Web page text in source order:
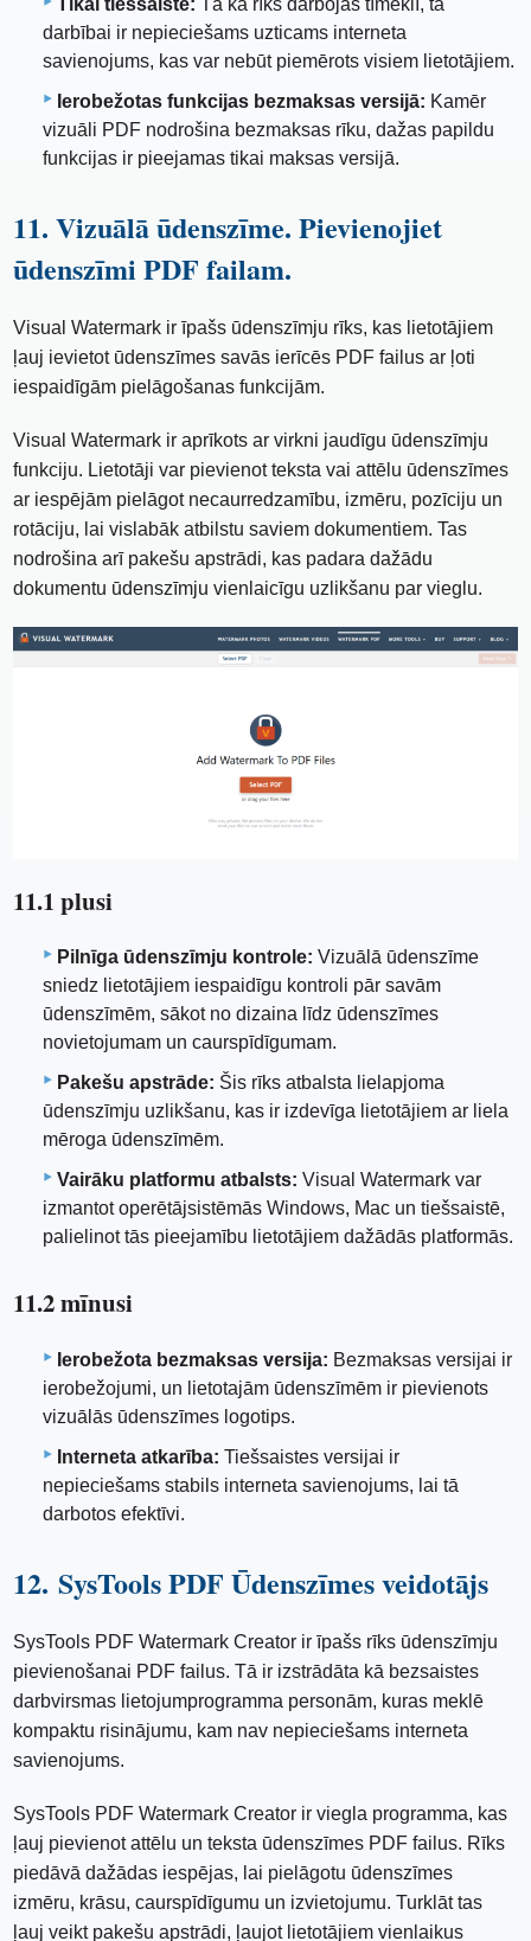
Tikai tiešsaistē: Tā kā rīks darbojas tīmeklī, tā
darbībai ir nepieciešams uzticams interneta
savienojums, kas var nebūt piemērots visiem lietotājiem.
Ierobežotas funkcijas bezmaksas versijā: Kamēr
vizuāli PDF nodrošina bezmaksas rīku, dažas papildu
funkcijas ir pieejamas tikai maksas versijā.
11. Vizuālā ūdenszīme. Pievienojiet
ūdenszīmi PDF failam.
Visual Watermark ir īpašs ūdenszīmju rīks, kas lietotājiem
ļauj ievietot ūdenszīmes savās ierīcēs PDF failus ar ļoti
iespaidīgām pielāgošanas funkcijām.
Visual Watermark ir aprīkots ar virkni jaudīgu ūdenszīmju
funkciju. Lietotāji var pievienot teksta vai attēlu ūdenszīmes
ar iespējām pielāgot necaurredzamību, izmēru, pozīciju un
rotāciju, lai vislabāk atbilstu saviem dokumentiem. Tas
nodrošina arī pakešu apstrādi, kas padara dažādu
dokumentu ūdenszīmju vienlaicīgu uzlikšanu par vieglu.
11.1 plusi
Pilnīga ūdenszīmju kontrole: Vizuālā ūdenszīme
sniedz lietotājiem iespaidīgu kontroli pār savām
ūdenszīmēm, sākot no dizaina līdz ūdenszīmes
novietojumam un caurspīdīgumam.
Pakešu apstrāde: Šis rīks atbalsta lielapjoma
ūdenszīmju uzlikšanu, kas ir izdevīga lietotājiem ar liela
mēroga ūdenszīmēm.
Vairāku platformu atbalsts: Visual Watermark var
izmantot operētājsistēmās Windows, Mac un tiešsaistē,
palielinot tās pieejamību lietotājiem dažādās platformās.
11.2 mīnusi
Ierobežota bezmaksas versija: Bezmaksas versijai ir
ierobežojumi, un lietotajām ūdenszīmēm ir pievienots
vizuālās ūdenszīmes logotips.
Interneta atkarība: Tiešsaistes versijai ir
nepieciešams stabils interneta savienojums, lai tā
darbotos efektīvi.
12. SysTools PDF Ūdenszīmes veidotājs
SysTools PDF Watermark Creator ir īpašs rīks ūdenszīmju
pievienošanai PDF failus. Tā ir izstrādāta kā bezsaistes
darbvirsmas lietojumprogramma personām, kuras meklē
kompaktu risinājumu, kam nav nepieciešams interneta
savienojums.
SysTools PDF Watermark Creator ir viegla programma, kas
ļauj pievienot attēlu un teksta ūdenszīmes PDF failus. Rīks
piedāvā dažādas iespējas, lai pielāgotu ūdenszīmes
izmēru, krāsu, caurspīdīgumu un izvietojumu. Turklāt tas
ļauj veikt pakešu apstrādi, ļaujot lietotājiem vienlaikus